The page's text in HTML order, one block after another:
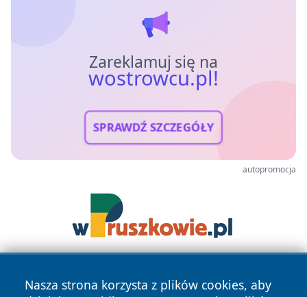
Zareklamuj się na
wostrowcu.pl!
SPRAWDŹ SZCZEGÓŁY
autopromocja
Nasza strona korzysta z plików cookies, aby